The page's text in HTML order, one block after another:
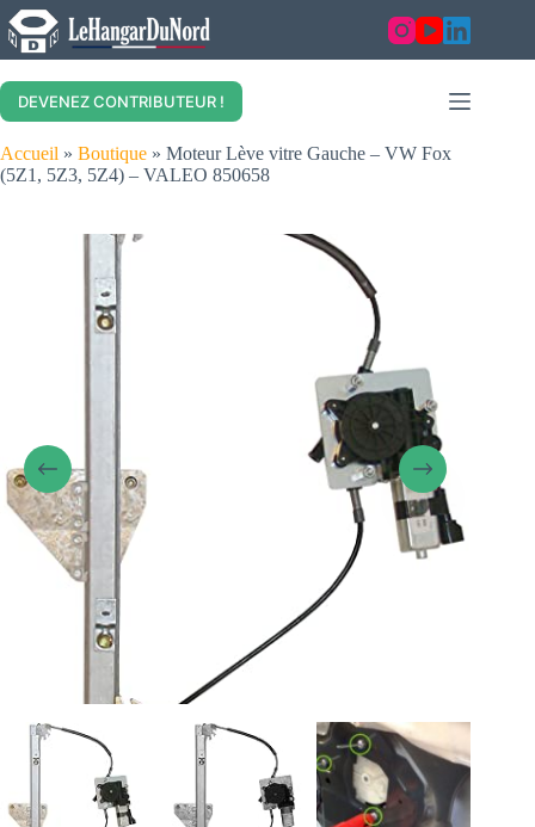
Skip
to
content
DEVENEZ CONTRIBUTEUR !
Accueil » Boutique » Moteur Lève vitre Gauche – VW Fox
(5Z1, 5Z3, 5Z4) – VALEO 850658